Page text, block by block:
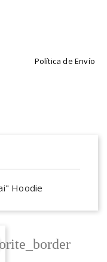
Política de Envío
Hoodie